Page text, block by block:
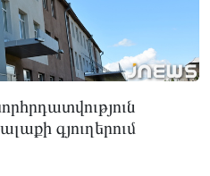
գյուղերում